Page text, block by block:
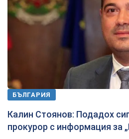
БЪЛГАРИЯ
Калин Стоянов: Подадох
прокурор с информация за